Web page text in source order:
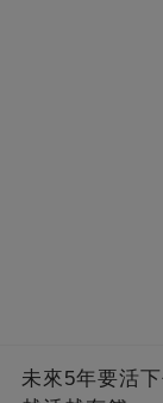
未來5年要活